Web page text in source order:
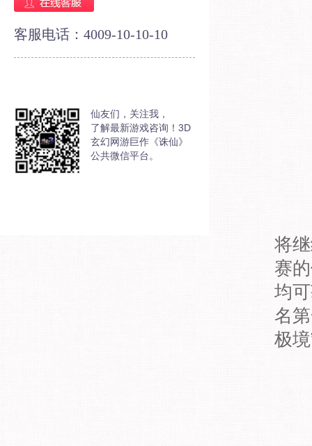
客服电话：4009-10-10-10
仙友们，关注我，
了解最新游戏咨询！3D
玄幻网游巨作《诛仙》
公共微信平台。
将
赛
均
名
极